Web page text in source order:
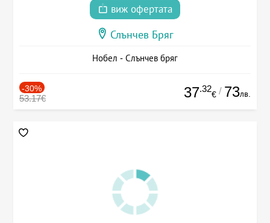
виж офертата
Слънчев Бряг
Нобел - Слънчев бряг
-30%
53.17€ 37.32
€ / 73лв.